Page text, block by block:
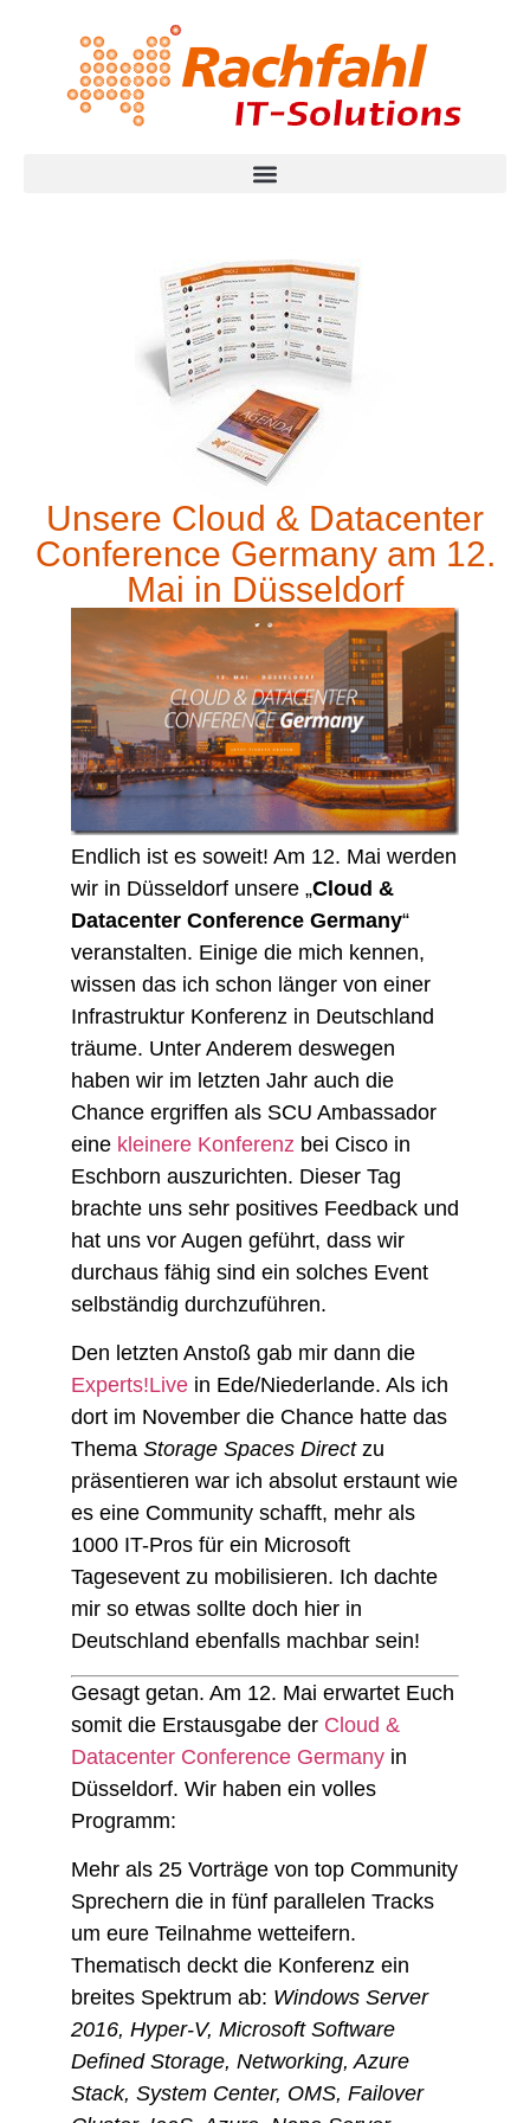
Unsere Cloud & Datacenter
Conference Germany am 12.
Mai in Düsseldorf
Endlich ist es soweit! Am 12. Mai werden
wir in Düsseldorf unsere „Cloud &
Datacenter Conference Germany“
veranstalten. Einige die mich kennen,
wissen das ich schon länger von einer
Infrastruktur Konferenz in Deutschland
träume. Unter Anderem deswegen
haben wir im letzten Jahr auch die
Chance ergriffen als SCU Ambassador
eine kleinere Konferenz bei Cisco in
Eschborn auszurichten. Dieser Tag
brachte uns sehr positives Feedback und
hat uns vor Augen geführt, dass wir
durchaus fähig sind ein solches Event
selbständig durchzuführen.
Den letzten Anstoß gab mir dann die
Experts!Live in Ede/Niederlande. Als ich
dort im November die Chance hatte das
Thema Storage Spaces Directzu
präsentieren war ich absolut erstaunt wie
es eine Community schafft, mehr als
1000 IT-Pros für ein Microsoft
Tagesevent zu mobilisieren. Ich dachte
mir so etwas sollte doch hier in
Deutschland ebenfalls machbar sein!
Gesagt getan. Am 12. Mai erwartet Euch
somit die Erstausgabe der Cloud &
Datacenter Conference Germany in
Düsseldorf. Wir haben ein volles
Programm:
Mehr als 25 Vorträge von top Community
Sprechern die in fünf parallelen Tracks
um eure Teilnahme wetteifern.
Thematisch deckt die Konferenz ein
breites Spektrum ab: Windows Server
2016, Hyper-V, Microsoft Software
Defined Storage, Networking, Azure
Stack, System Center, OMS, Failover